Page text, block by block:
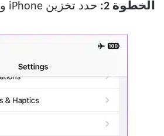
الخطوة 2: حدد تخزين iPhone وافتح Instagram.